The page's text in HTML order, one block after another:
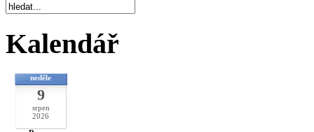
Kalendář
neděle
9
srpen
2026